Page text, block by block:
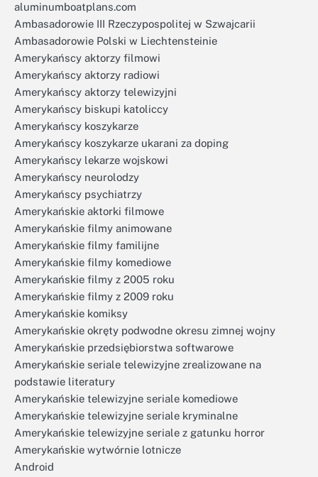
aluminumboatplans.com
Ambasadorowie III Rzeczypospolitej w Szwajcarii
Ambasadorowie Polski w Liechtensteinie
Amerykańscy aktorzy filmowi
Amerykańscy aktorzy radiowi
Amerykańscy aktorzy telewizyjni
Amerykańscy biskupi katoliccy
Amerykańscy koszykarze
Amerykańscy koszykarze ukarani za doping
Amerykańscy lekarze wojskowi
Amerykańscy neurolodzy
Amerykańscy psychiatrzy
Amerykańskie aktorki filmowe
Amerykańskie filmy animowane
Amerykańskie filmy familijne
Amerykańskie filmy komediowe
Amerykańskie filmy z 2005 roku
Amerykańskie filmy z 2009 roku
Amerykańskie komiksy
Amerykańskie okręty podwodne okresu zimnej wojny
Amerykańskie przedsiębiorstwa softwarowe
Amerykańskie seriale telewizyjne zrealizowane na
podstawie literatury
Amerykańskie telewizyjne seriale komediowe
Amerykańskie telewizyjne seriale kryminalne
Amerykańskie telewizyjne seriale z gatunku horror
Amerykańskie wytwórnie lotnicze
Android